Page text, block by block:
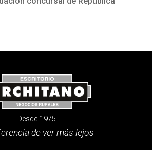
Desde 1975
de ver más lejos